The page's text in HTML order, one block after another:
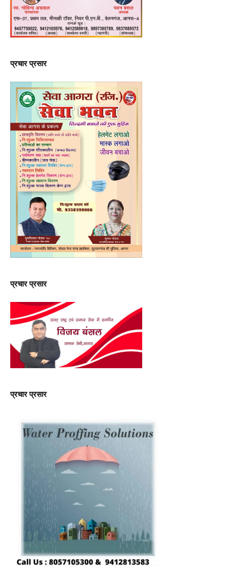
प्रचार प्रसार
प्रचार प्रसार
प्रचार प्रसार